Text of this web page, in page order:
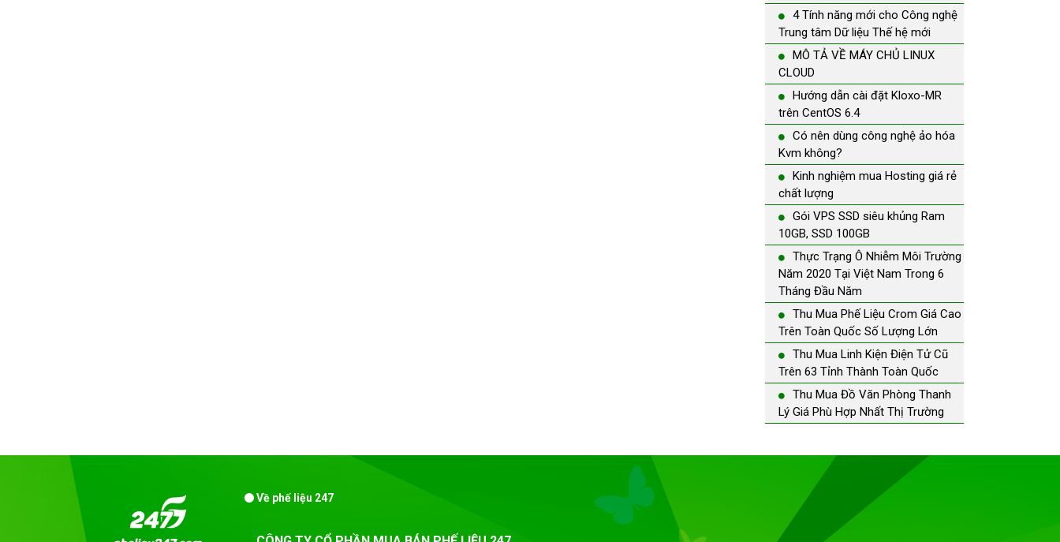
4 Tính năng mới cho Công nghệ
Trung tâm Dữ liệu Thế hệ mới
MÔ TẢ VỀ MÁY CHỦ LINUX
CLOUD
Hướng dẫn cài đặt Kloxo-MR
trên CentOS 6.4
Có nên dùng công nghệ ảo hóa
Kvm không?
Kinh nghiệm mua Hosting giá rẻ
chất lượng
Gói VPS SSD siêu khủng Ram
10GB, SSD 100GB
Thực Trạng Ô Nhiễm Môi Trường
Năm 2020 Tại Việt Nam Trong 6
Tháng Đầu Năm
Thu Mua Phế Liệu Crom Giá Cao
Trên Toàn Quốc Số Lượng Lớn
Thu Mua Linh Kiện Điện Tử Cũ
Trên 63 Tỉnh Thành Toàn Quốc
Thu Mua Đồ Văn Phòng Thanh
Lý Giá Phù Hợp Nhất Thị Trường
Về phế liệu 247